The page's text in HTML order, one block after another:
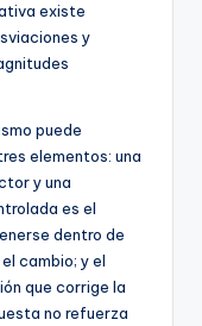
existe
y
puede
elementos: una
y una
es el
dentro de
cambio; y el
que corrige la
no refuerza